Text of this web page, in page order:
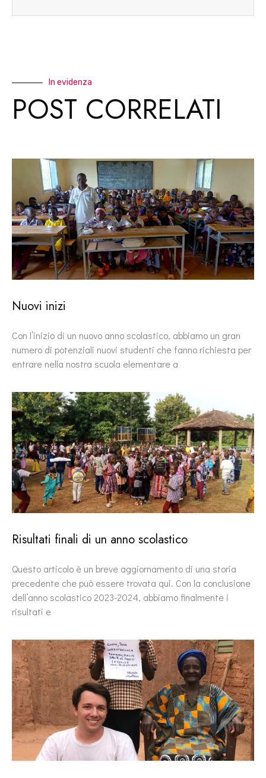
In evidenza
POST CORRELATI
Nuovi inizi
Con l’inizio di un nuovo anno scolastico, abbiamo un gran
numero di potenziali nuovi studenti che fanno richiesta per
entrare nella nostra scuola elementare a
Risultati finali di un anno scolastico
Questo articolo è un breve aggiornamento di una storia
precedente che può essere trovata qui. Con la conclusione
dell’anno scolastico 2023-2024, abbiamo finalmente i
risultati e